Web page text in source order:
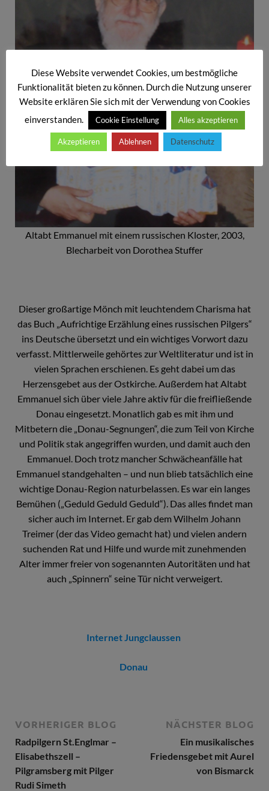
Altabt Emmanuel mit einem russischen Kloster, 2003,
Blecharbeit von Dorothea Stuffer
Dieser großartige Mönch mit leuchtendem Charisma hat
das Buch „Aufrichtige Erzählung eines russischen Pilgers“
ins Deutsche übersetzt und ein wichtiges Vorwort dazu
verfasst. Mittlerweile gehörtes zur Weltliteratur und ist in
vielen Sprachen erschienen. Es geht dabei um das
Herzensgebet aus der Ostkirche. Außerdem hat Altabt
Emmanuel sich über viele Jahre aktiv für die freifließende
Donau eingesetzt. Monatlich gab es mit ihm und
Mitbetern die „Donau-Segnungen“, die zum Teil von Kirche
und Politik stak angegriffen wurden, und damit auch den
Emmanuel. Doch trotz mancher Schwächeanfälle hat
Emmanuel standgehalten – und nun blieb tatsächlich eine
wichtige Donau-Region naturbelassen. Es war ein langes
Bemühen („Geduld Geduld Geduld“). Das alles findet man
sicher auch im Internet. Er gab dem Wilhelm Johann
Treimer (der das Video gemacht hat) und vielen andern
suchenden Rat und Hilfe und wurde mit zunehmenden
Alter immer freier von sogenannten Autoritäten und hat
auch „Spinnern“ seine Tür nicht verweigert.
Internet Jungclaussen
Donau
VORHERIGER BLOG
Radpilgern St.Englmar –
Elisabethszell –
Pilgramsberg mit Pilger
Rudi Simeth
NÄCHSTER BLOG
Ein musikalisches
Friedensgebet mit Aurel
von Bismarck
Diese Website verwendet Cookies, um bestmögliche
Funktionalität bieten zu können. Durch die Nutzung unserer
Website erklären Sie sich mit der Verwendung von Cookies
einverstanden.
Cookie Einstellung Alles akzeptieren
Akzeptieren Ablehnen Datenschutz